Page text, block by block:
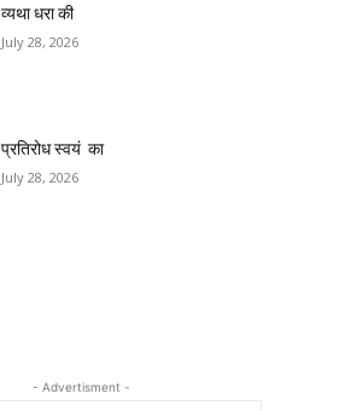
व्यथा धरा की
July 28, 2026
प्रतिरोध स्वयं का
July 28, 2026
- Advertisment -